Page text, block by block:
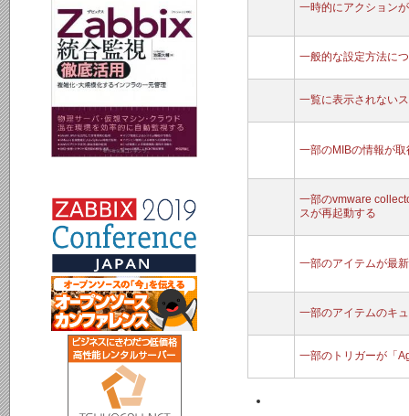
一時的にアクション
一般的な設定方法に
一覧に表示されない
一部のMIBの情報が
一部のvmware
スが再起動する
一部のアイテムが最
一部のアイテムのキ
一部のトリガーが「